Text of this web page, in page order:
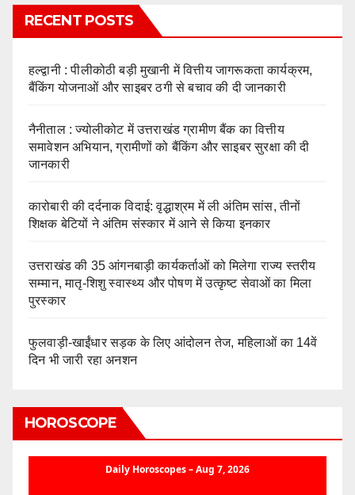
RECENT POSTS
हल्द्वानी : पीलीकोठी बड़ी मुखानी में वित्तीय जागरूकता कार्यक्रम,
बैंकिंग योजनाओं और साइबर ठगी से बचाव की दी जानकारी
नैनीताल : ज्योलीकोट में उत्तराखंड ग्रामीण बैंक का वित्तीय
समावेशन अभियान, ग्रामीणों को बैंकिंग और साइबर सुरक्षा की दी
जानकारी
कारोबारी की दर्दनाक विदाई: वृद्धाश्रम में ली अंतिम सांस, तीनों
शिक्षक बेटियों ने अंतिम संस्कार में आने से किया इनकार
उत्तराखंड की 35 आंगनबाड़ी कार्यकर्ताओं को मिलेगा राज्य स्तरीय
सम्मान, मातृ-शिशु स्वास्थ्य और पोषण में उत्कृष्ट सेवाओं का मिला
पुरस्कार
फुलवाड़ी-खाईंधार सड़क के लिए आंदोलन तेज, महिलाओं का 14वें
दिन भी जारी रहा अनशन
HOROSCOPE